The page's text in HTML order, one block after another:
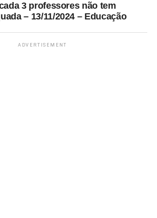
3 professores não tem
– 13/11/2024 – Educação
ADVERTISEMENT